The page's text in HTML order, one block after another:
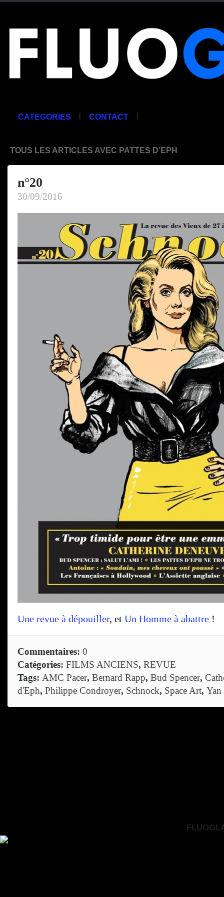
CATEGORIES | CONTACT |
TOUS LES ARTICLES AVEC PATTES D’EPH
n°20
30/09/2016
Une revue à dépouiller, et Un Homme à abattre !
Commentaires: 0
Catégories: FILMS ANCIENS, REVUE
Tags: AMC Pacer, Bernard Rapp, Bud Spencer,
d'Eph, Philippe Condroyer, Schnock, Space Art,